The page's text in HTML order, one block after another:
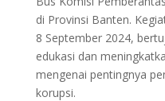
di Provinsi Banten.
8 September 2024,
edukasi dan
mengenai pentingnya
korupsi.